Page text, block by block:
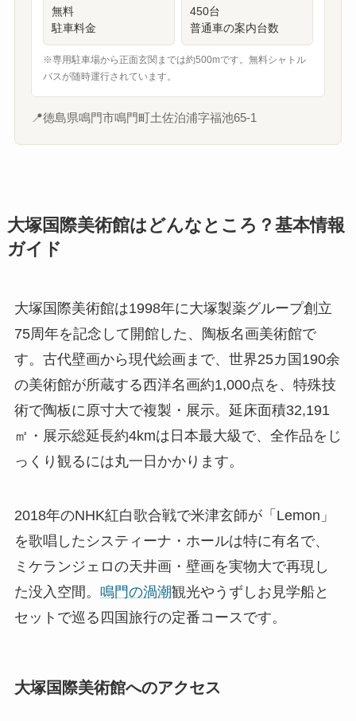
無料
駐車料金
450台
普通車の案内台数
※専用駐車場から正面玄関までは約500mです。無料シャトル
バスが随時運行されています。
📍徳島県鳴門市鳴門町土佐泊浦字福池65-1
大塚国際美術館はどんなところ？基本情報
ガイド
大塚国際美術館は1998年に大塚製薬グループ創立
75周年を記念して開館した、陶板名画美術館で
す。古代壁画から現代絵画まで、世界25カ国190余
の美術館が所蔵する西洋名画約1,000点を、特殊技
術で陶板に原寸大で複製・展示。延床面積32,191
㎡・展示総延長約4kmは日本最大級で、全作品をじ
っくり観るには丸一日かかります。
2018年のNHK紅白歌合戦で米津玄師が「Lemon」
を歌唱したシスティーナ・ホールは特に有名で、
ミケランジェロの天井画・壁画を実物大で再現し
た没入空間。 鳴門の渦潮観光やうずしお見学船と
セットで巡る四国旅行の定番コースです。
大塚国際美術館へのアクセス